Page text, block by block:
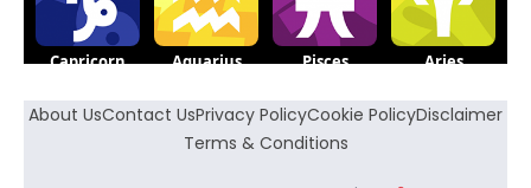
About UsContact UsPrivacy PolicyCookie PolicyDisclaimer
Terms & Conditions